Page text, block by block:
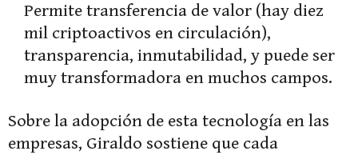
Permite transferencia de valor (hay diez
mil criptoactivos en circulación),
transparencia, inmutabilidad, y puede ser
muy transformadora en muchos campos.
Sobre la adopción de esta tecnología en las
empresas, Giraldo sostiene que cada